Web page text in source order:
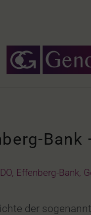
Bank
, Effenberg-Bank,
der